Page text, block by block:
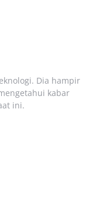
Dia hampir
kabar
ini.